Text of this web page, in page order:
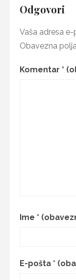
Odgovori
Vaša adresa
Obavezna
Komentar *
Ime *
E-pošta *